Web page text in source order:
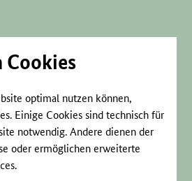
Cookies
optimal nutzen können,
Einige Cookies sind technisch für
notwendig. Andere dienen der
oder ermöglichen erweiterte